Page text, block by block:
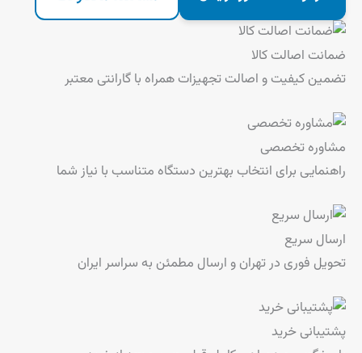
ضمانت اصالت کالا
تضمین کیفیت و اصالت تجهیزات همراه با گارانتی معتبر
مشاوره تخصصی
راهنمایی برای انتخاب بهترین دستگاه متناسب با نیاز شما
ارسال سریع
تحویل فوری در تهران و ارسال مطمئن به سراسر ایران
پشتیبانی خرید